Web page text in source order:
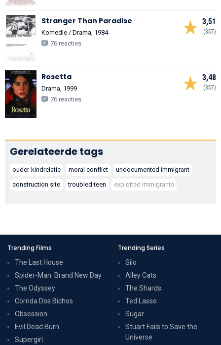
3,51
(357)
Stranger Than Paradise
Komedie / Drama, 1984
76 reacties
3,48
(357)
Rosetta
Drama, 1999
76 reacties
Gerelateerde tags
ouder-kindrelatie moral conflict
undocumented immigrant
construction site
troubled teen exploited immigrants
Trending Films
The Last House
Spider-Man: Brand New Day
The Odyssey
Corrida Dos Bichos
Obsession
Evil Dead Burn
Supergirl
Trending Series
Silo
Alley Cats
The Shards
Ted Lasso
Sugar
Stuart Fails to Save the
Universe